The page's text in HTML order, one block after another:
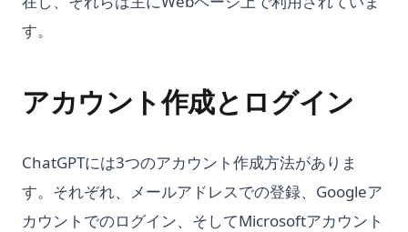
す。
アカウント作成とログイン
ChatGPTには3つのアカウント作成方法がありま
す。それぞれ、メールアドレスでの登録、Googleア
カウントでのログイン、そしてMicrosoftアカウント